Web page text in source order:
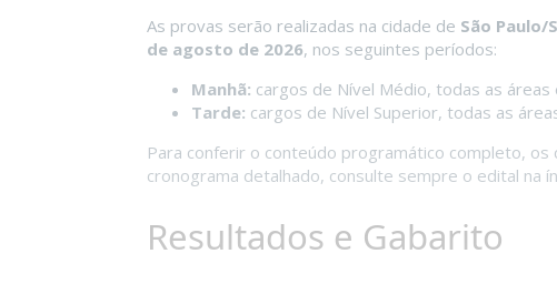
As provas serão realizadas na cidade de São Paulo/
de agosto de 2026, nos seguintes períodos:
Manhã: cargos de Nível Médio, todas as áreas
Tarde: cargos de Nível Superior, todas as
Para conferir o conteúdo programático completo,
cronograma detalhado, consulte sempre o edital na
Resultados e Gabarito